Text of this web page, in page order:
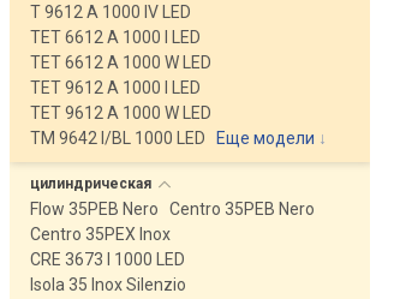
T 9612 A 1000 IV LED
TET 6612 A 1000 I LED
TET 6612 A 1000 W LED
TET 9612 A 1000 I LED
TET 9612 A 1000 W LED
TM 9642 I/BL 1000 LED
Еще модели ↓
цилиндрическая
Flow 35PEB Nero
Centro 35PEB Nero
Centro 35PEX Inox
CRE 3673 I 1000 LED
Isola 35 Inox Silenzio